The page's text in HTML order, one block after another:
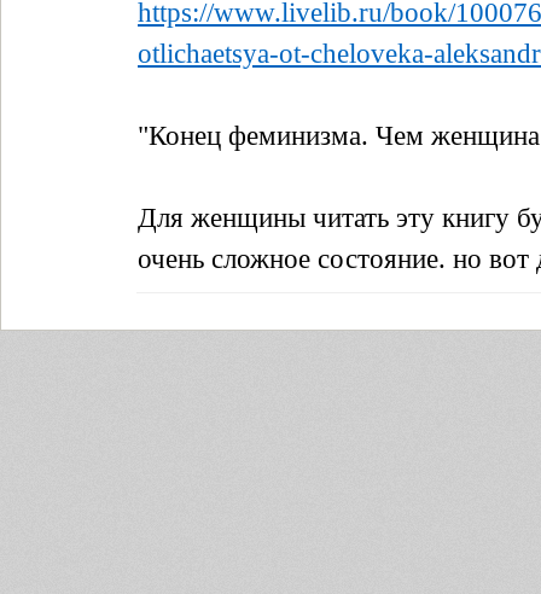
https://www.livelib.ru/book/
otlichaetsya-ot-cheloveka-
"Конец феминизма. Чем женщина
Для женщины читать эту книгу
очень сложное состояние. но